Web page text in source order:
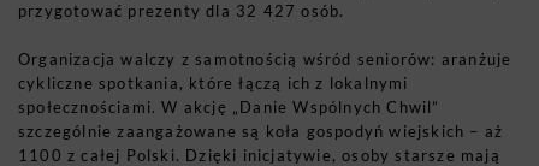
przygotować prezenty dla 32 427 osób.
Organizacja walczy z samotnością wśród seniorów: aranżuje
cykliczne spotkania, które łączą ich z lokalnymi
społecznościami. W akcję „Danie Wspólnych Chwil”
szczególnie zaangażowane są koła gospodyń wiejskich – aż
1100 z całej Polski. Dzięki inicjatywie, osoby starsze mają